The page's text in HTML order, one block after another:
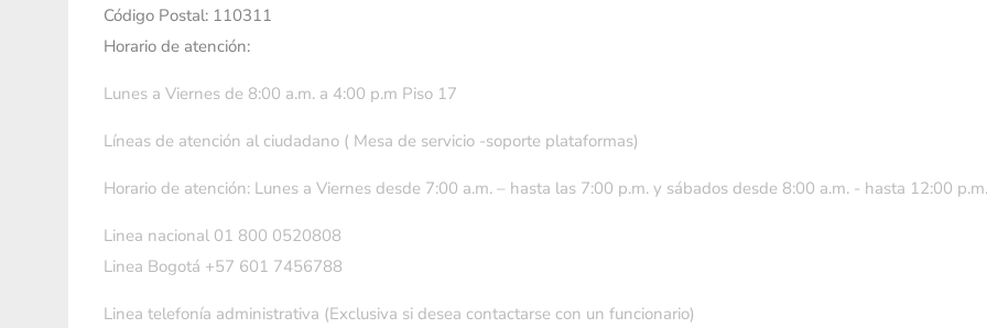
Código Postal: 110311
Horario de atención:
Lunes a Viernes de 8:00 a.m. a 4:00 p.m Piso 17
Líneas de atención al ciudadano ( Mesa de servicio -soporte plataformas)
Horario de atención: Lunes a Viernes desde 7:00 a.m. – hasta las 7:00 p.m. y sábados desde 8:00 a.m. - hasta 12:00 p.m.
Linea nacional 01 800 0520808
Linea Bogotá +57 601 7456788
Linea telefonía administrativa (Exclusiva si desea contactarse con un funcionario)